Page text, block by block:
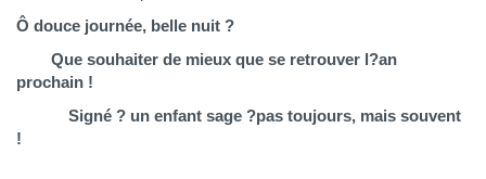
Ô douce journée, belle nuit ?
Que souhaiter de mieux que se retrouver l?an
prochain !
Signé ? un enfant sage ?pas toujours, mais souvent
!